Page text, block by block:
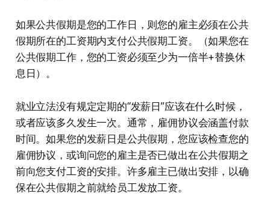
如果公共假期是您的工作日，则您的雇主必须在公共
假期所在的工资期内支付公共假期工资。（如果您在
公共假期工作，您的工资必须至少为一倍半+替换休
息日）。
就业立法没有规定定期的“发薪日”应该在什么时候，
或者应该多久发生一次。通常，雇佣协议会涵盖付款
时间。如果您的发薪日是公共假期，您应该检查您的
雇佣协议，或询问您的雇主是否已做出在公共假期之
前向您支付工资的安排。许多雇主已做出安排，以确
保在公共假期之前就给员工发放工资。